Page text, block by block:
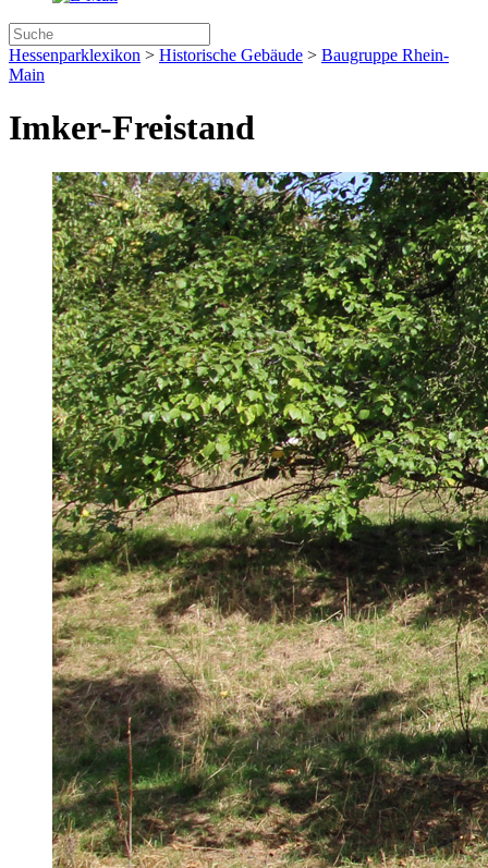
Hessenparklexikon > Historische Gebäude > Baugruppe Rhein-
Main
Imker-Freistand